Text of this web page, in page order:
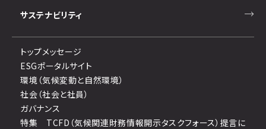
サステナビリティ
トップメッセージ
ESGポータルサイト
環境（気候変動と自然環境）
社会（社会と社員）
ガバナンス
特集 TCFD（気候関連財務情報開示タスクフォース）提言に